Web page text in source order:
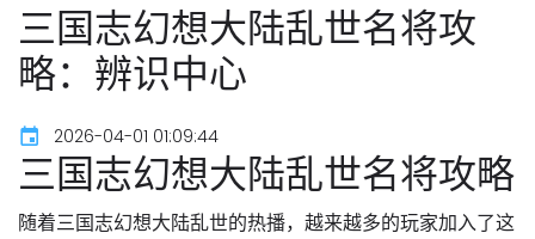
三国志幻想大陆乱世名将攻
略：辨识中心
2026-04-01 01:09:44
三国志幻想大陆乱世名将攻略
随着三国志幻想大陆乱世的热播，越来越多的玩家加入了这